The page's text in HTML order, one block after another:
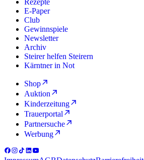
E-Paper
Club
Gewinnspiele
Newsletter
Archiv
Steirer helfen Steirern
Kärntner in Not
Shop
Auktion
Kinderzeitung
Trauerportal
Partnersuche
Werbung